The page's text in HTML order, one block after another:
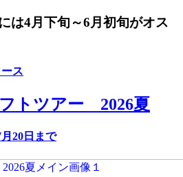
は4月下旬～6月初旬がオス
ス
トツアー 2026夏
20日まで